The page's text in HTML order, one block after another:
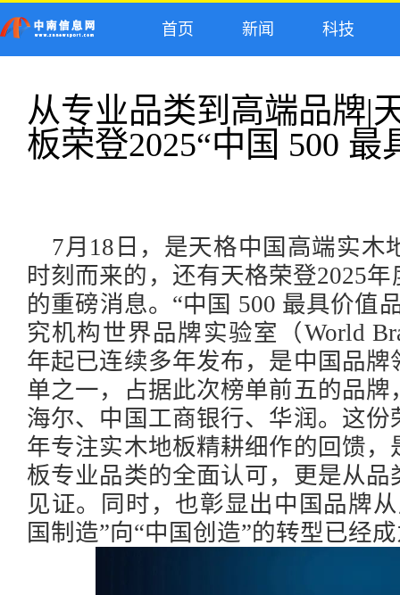
首页 新闻 科技
从专业品类到高端品牌|
板荣登2025“中国 500 最
7月18日，是天格中国高端实木
时刻而来的，还有天格荣登2025
的重磅消息。“中国 500 最具价值
究机构世界品牌实验室（World
年起已连续多年发布，是中国品
单之一，占据此次榜单前五的品
海尔、中国工商银行、华润。这
年专注实木地板精耕细作的回馈
板专业品类的全面认可，更是从
见证。同时，也彰显出中国品牌
国制造”向“中国创造”的转型已经